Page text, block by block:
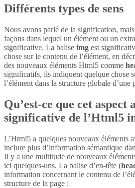
Différents types de sens
Nous avons parlé de la signification,
façons dans lequel un élément ou un
significative. La balise img est
chose sur le contenu de l’élément, en
des nouveaux éléments Html5 comme
significatifs, ils indiquent quelque chose
l’élément dans la structure globale d’une
Qu’est-ce que cet aspect
significative de l’Html5
L’Html5 a quelques nouveaux éléments
inclure plus d’information sémantique
Il y a une multitude de nouveaux
ici quelques-uns. La balise d’en-tête (
information concernant le contenu de
structure de la page :